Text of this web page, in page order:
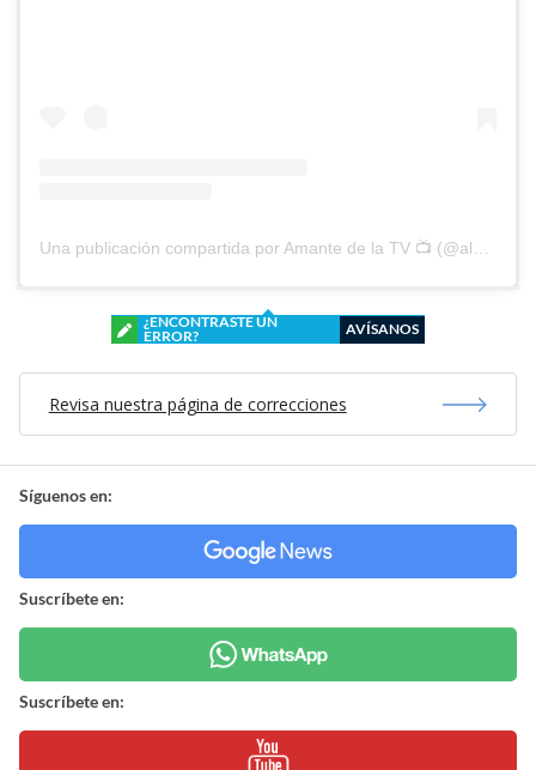
¿ENCONTRASTE UN
ERROR?
AVÍSANOS
Revisa nuestra página de correcciones
Síguenos en:
Suscríbete en:
Suscríbete en: